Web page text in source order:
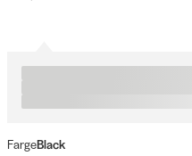
FargeBlack